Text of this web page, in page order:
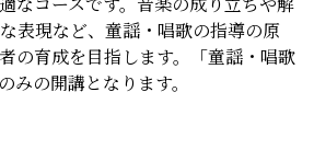
表現など、童謡・唱歌の指導の原
の育成を目指します。「童謡・唱歌
みの開講となります。